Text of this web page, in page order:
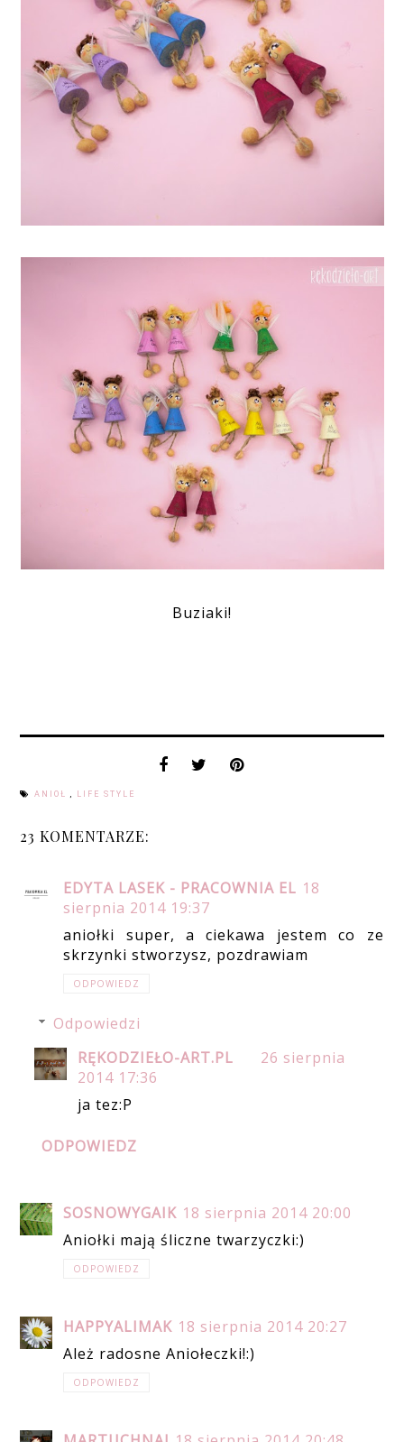
Buziaki!
ANIOŁ, LIFE STYLE
23 KOMENTARZE:
EDYTA LASEK - PRACOWNIA EL 18
sierpnia 2014 19:37
aniołki super, a ciekawa jestem co ze
skrzynki stworzysz, pozdrawiam
ODPOWIEDZ
Odpowiedzi
RĘKODZIEŁO-ART.PL
26 sierpnia
2014 17:36
ja tez:P
ODPOWIEDZ
SOSNOWYGAIK 18 sierpnia 2014 20:00
Aniołki mają śliczne twarzyczki:)
ODPOWIEDZ
HAPPYALIMAK 18 sierpnia 2014 20:27
Ależ radosne Aniołeczki!:)
ODPOWIEDZ